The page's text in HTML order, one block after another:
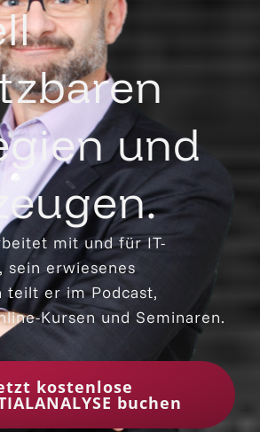
und
mit und für IT-
sein erwiesenes
teilt er im Podcast,
Kursen und Seminaren.
kostenlose
buchen